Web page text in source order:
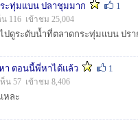
ะทุ่มแบน ปลาชุมมาก 1
116 เข้าชม 25,004
า ตอนนี้พี่หาได้แล้ว 1
น 57 เข้าชม 8,406
หละ